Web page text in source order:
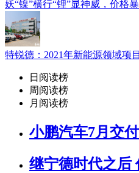
妖“镍”横行“锂”显神威，价格
特锐德：2021年新能源领域项
日阅读榜
周阅读榜
月阅读榜
小鹏汽车7月交
继宁德时代之后